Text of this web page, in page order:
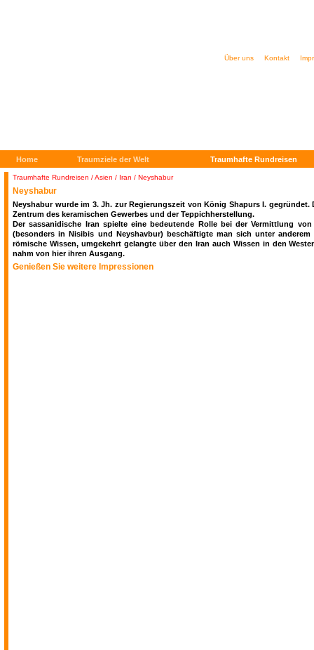
Traumhafte Rundreisen /Asien / Iran / Neyshabur
Neyshabur
Neyshabur wurde im 3. Jh. zur Regierungszeit von König Shapurs I.
Zentrum des keramischen Gewerbes und der Teppichherstellung.
Der sassanidische Iran spielte eine bedeutende Rolle bei der Vermittlung
(besonders in Nisibis und Neyshavbur) beschäftigte man sich unter
römische Wissen, umgekehrt gelangte über den Iran auch Wissen in den
nahm von hier ihren Ausgang.
Genießen Sie weitere Impressionen
Über uns Kontakt
Home Traumziele der Welt Traumhafte Rundreisen